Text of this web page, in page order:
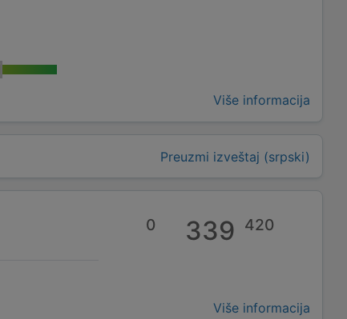
Više informacija
Preuzmi izveštaj (srpski)
0 339 420
Više informacija